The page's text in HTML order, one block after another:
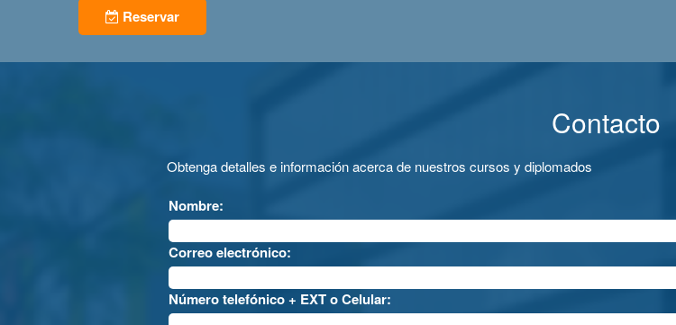
Reservar
Contacto
Obtenga detalles e información acerca de nuestros cursos y diplomados
Nombre:
Correo electrónico:
Número telefónico + EXT o Celular: